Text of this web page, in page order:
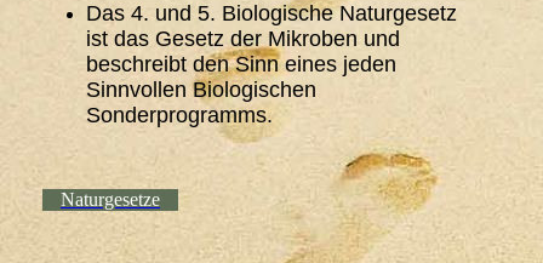
Das 4. und 5. Biologische Naturgesetz
ist das Gesetz der Mikroben und
beschreibt den Sinn eines jeden
Sinnvollen Biologischen
Sonderprogramms.
Naturgesetze